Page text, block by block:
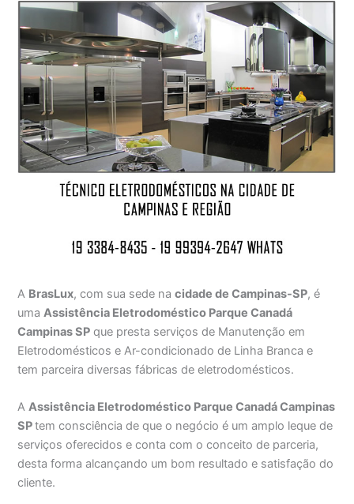
A BrasLux, com sua sede nacidade de Campinas-SP, é
umaAssistência Eletrodoméstico Parque Canadá
Campinas SP que presta serviços de Manutenção em
Eletrodomésticos e Ar-condicionado de Linha Branca e
tem parceira diversas fábricas de eletrodomésticos.
AAssistência Eletrodoméstico Parque Canadá Campinas
SPtem consciência de que o negócio é um amplo leque de
serviços oferecidos e conta com o conceito de parceria,
desta forma alcançando um bom resultado e satisfação do
cliente.